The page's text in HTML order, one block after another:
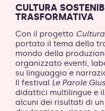
CULTURA
TRASFORMATIVA
Con il progetto
portato il tema della
mondo della
organizzato eventi,
su linguaggio e
Il festival Le Parole
didattici multilingue e il
alcuni dei risultati di